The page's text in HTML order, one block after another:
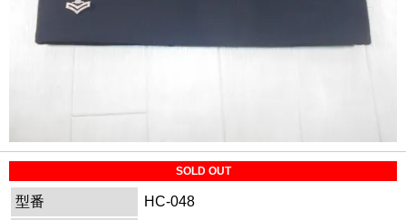
SOLD OUT
型番
HC-048